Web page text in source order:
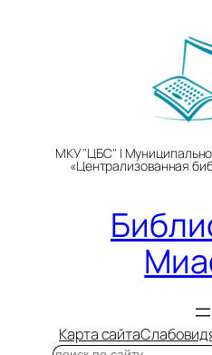
МКУ "ЦБС" |
«Централизованная
Карта сайта
Поиск